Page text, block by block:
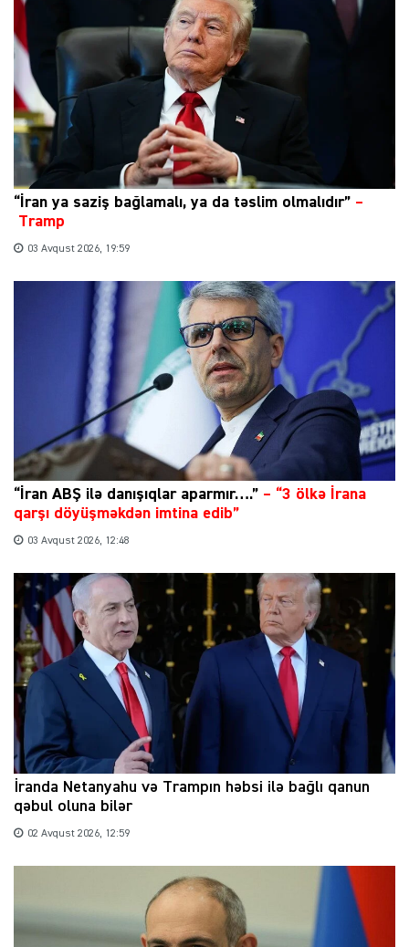
“İran ya saziş bağlamalı, ya da təslim olmalıdır” –
Tramp
03 Avqust 2026, 19:59
“İran ABŞ ilə danışıqlar aparmır….” – “3 ölkə İrana
qarşı döyüşməkdən imtina edib”
03 Avqust 2026, 12:48
İranda Netanyahu və Trampın həbsi ilə bağlı qanun
qəbul oluna bilər
02 Avqust 2026, 12:59